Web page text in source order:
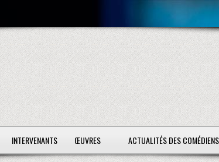
INTERVENANTS ŒUVRES ACTUALITÉS DES COMÉDIENS